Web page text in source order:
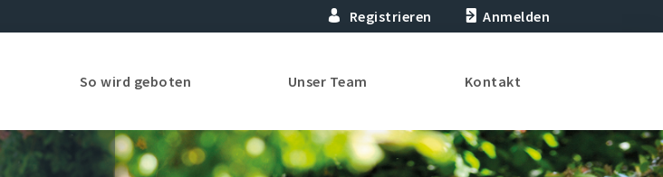
Registrieren Anmelden
So wird geboten Unser Team Kontakt